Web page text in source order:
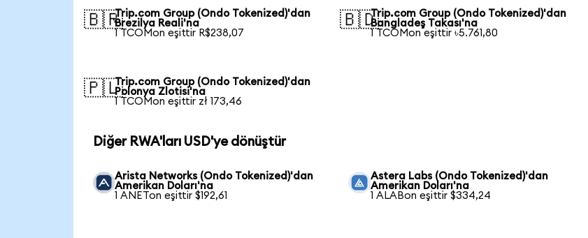
🇧🇷Trip.com Group (Ondo Tokenized)'dan
Brezilya Reali'na
1 TCOMon eşittir R$238,07
🇧🇩Trip.com Group (Ondo Tokenized)'dan
Bangladeş Takası'na
1 TCOMon eşittir ৳5.761,80
🇵🇱Trip.com Group (Ondo Tokenized)'dan
Polonya Zlotisi'na
1 TCOMon eşittir zł 173,46
Diğer RWA'ları USD'ye dönüştür
Arista Networks (Ondo Tokenized)'dan
Amerikan Doları'na
1 ANETon eşittir $192,61
Astera Labs (Ondo Tokenized)'dan
Amerikan Doları'na
1 ALABon eşittir $334,24